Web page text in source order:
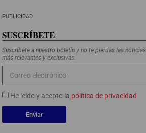
PUBLICIDAD
SUSCRÍBETE
Suscríbete a nuestro boletín y no te pierdas las noticias
más relevantes y exclusivas.
He leído y acepto la política de privacidad
Enviar